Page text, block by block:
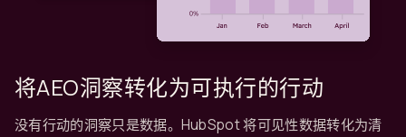
将AEO洞察转化为可执行的行动
没有行动的洞察只是数据。HubSpot 将可见性数据转化为清